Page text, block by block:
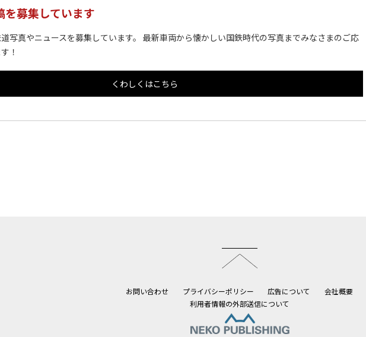
を募集しています
写真やニュースを募集しています。 最新車両から懐かしい国鉄時代の写真までみなさまのご応
！
くわしくはこちら
お問い合わせ プライバシーポリシー 広告について
会社概要
利用者情報の外部送信について